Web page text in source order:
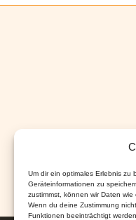
Um dir ein optimales Erlebnis zu
Geräteinformationen zu
zustimmst, können wir Daten
Wenn du deine Zustimmung
Funktionen beeinträchtigt werden.